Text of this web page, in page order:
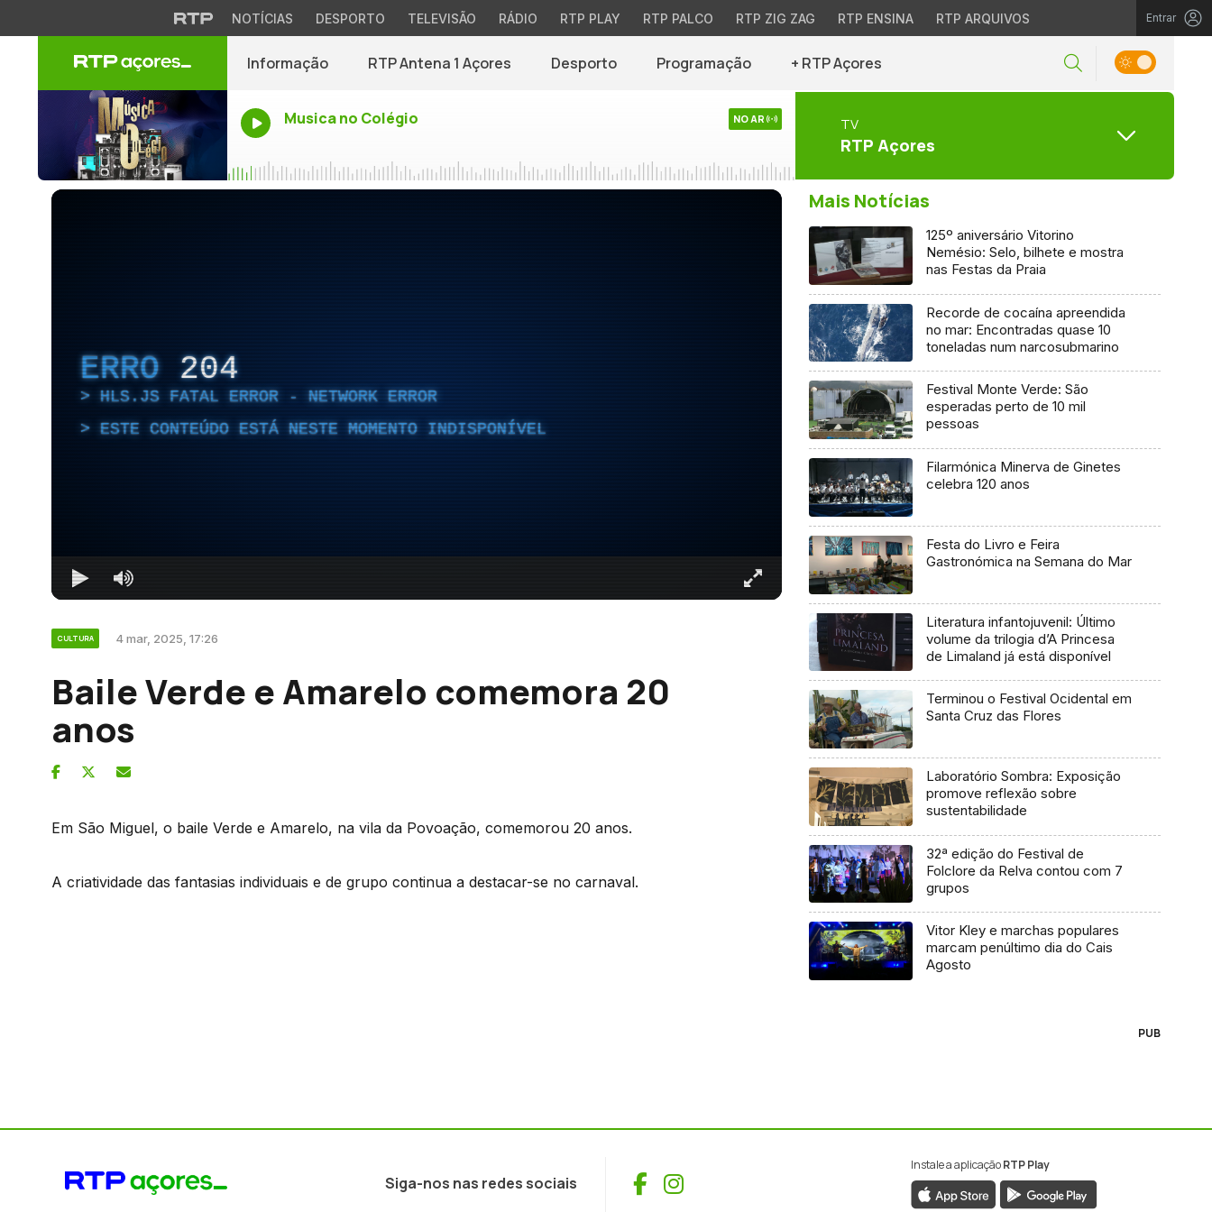
NOTÍCIAS DESPORTO TELEVISÃO RÁDIO RTP PLAY RTP PALCO RTP ZIG ZAG RTP ENSINA RTP ARQUIVOS Entrar
Informação RTP Antena 1 Açores Desporto Programação + RTP Açores
Musica no Colégio NO AR TV
RTP Açores
ERRO 204
HLS.JS FATAL ERROR - NETWORK ERROR
ESTE CONTEÚDO ESTÁ NESTE MOMENTO INDISPONÍVEL
CULTURA 4 mar, 2025, 17:26
Baile Verde e Amarelo comemora 20
anos
Em São Miguel, o baile Verde e Amarelo, na vila da Povoação, comemorou 20 anos.
A criatividade das fantasias individuais e de grupo continua a destacar-se no carnaval.
Mais Notícias
125º aniversário Vitorino
Nemésio: Selo, bilhete e mostra
nas Festas da Praia
Recorde de cocaína apreendida
no mar: Encontradas quase 10
toneladas num narcosubmarino
Festival Monte Verde: São
esperadas perto de 10 mil
pessoas
Filarmónica Minerva de Ginetes
celebra 120 anos
Festa do Livro e Feira
Gastronómica na Semana do Mar
Literatura infantojuvenil: Último
volume da trilogia d’A Princesa
de Limaland já está disponível
Terminou o Festival Ocidental em
Santa Cruz das Flores
Laboratório Sombra: Exposição
promove reflexão sobre
sustentabilidade
32ª edição do Festival de
Folclore da Relva contou com 7
grupos
Vitor Kley e marchas populares
marcam penúltimo dia do Cais
Agosto
PUB
Siga-nos nas redes sociais Facebook
Instagram
Instale a aplicaçãoRTP Play